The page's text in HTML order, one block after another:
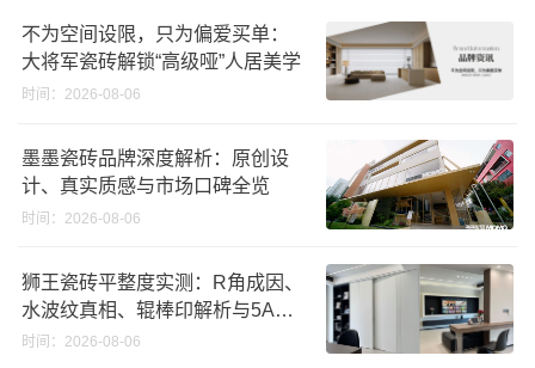
不为空间设限，只为偏爱买单：
大将军瓷砖解锁“高级哑”人居美学
时间：2026-08-06
墨墨瓷砖品牌深度解析：原创设
计、真实质感与市场口碑全览
时间：2026-08-06
狮王瓷砖平整度实测：R角成因、
水波纹真相、辊棒印解析与5A标
准选购指南
时间：2026-08-06